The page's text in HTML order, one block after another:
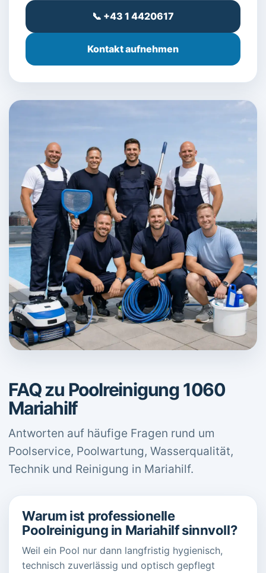
📞 +43 1 4420617
Kontakt aufnehmen
FAQ zu Poolreinigung 1060
Mariahilf
Antworten auf häufige Fragen rund um
Poolservice, Poolwartung, Wasserqualität,
Technik und Reinigung in Mariahilf.
Warum ist professionelle
Poolreinigung in Mariahilf sinnvoll?
Weil ein Pool nur dann langfristig hygienisch,
technisch zuverlässig und optisch gepflegt